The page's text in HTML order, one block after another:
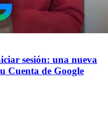
sesión: una nueva
Cuenta de Google